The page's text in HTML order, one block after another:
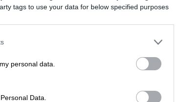
tags to use your data for below specified purposes
personal data.
Data.